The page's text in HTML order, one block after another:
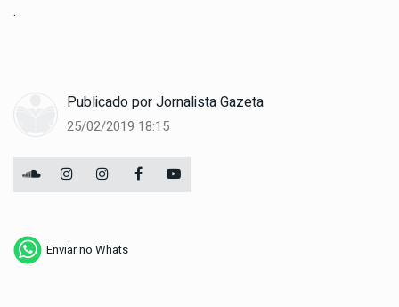
.
Publicado porJornalista Gazeta
25/02/2019 18:15
Enviar no Whats